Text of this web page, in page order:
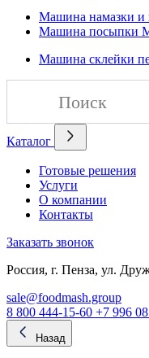
Машина намазки
Машина посыпки
Машина склейки
Каталог
Готовые решения
Услуги
О компании
Контакты
Заказать звонок
Россия, г. Пенза, ул.
sale@foodmash.group
8 800 444-15-60 +7 996
Назад